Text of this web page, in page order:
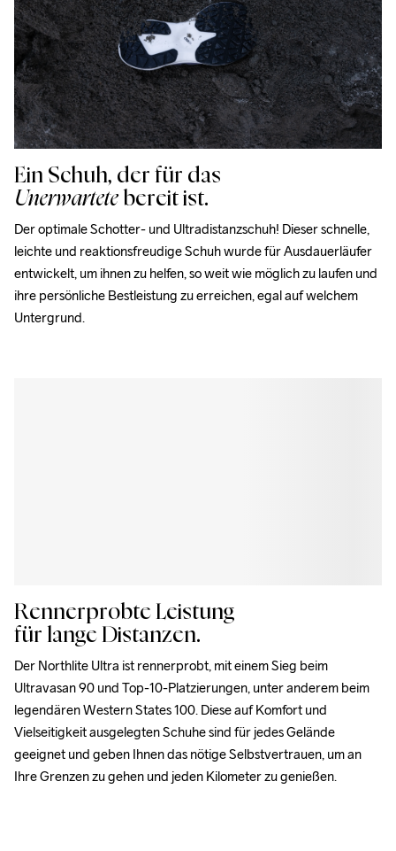
Ein Schuh, der für das
Unerwartetebereit ist.
Der optimale Schotter- und Ultradistanzschuh! Dieser schnelle,
leichte und reaktionsfreudige Schuh wurde für Ausdauerläufer
entwickelt, um ihnen zu helfen, so weit wie möglich zu laufen und
ihre persönliche Bestleistung zu erreichen, egal auf welchem
Untergrund.
Rennerprobte Leistung
für lange Distanzen.
Der Northlite Ultra ist rennerprobt, mit einem Sieg beim
Ultravasan 90 und Top-10-Platzierungen, unter anderem beim
legendären Western States 100. Diese auf Komfort und
Vielseitigkeit ausgelegten Schuhe sind für jedes Gelände
geeignet und geben Ihnen das nötige Selbstvertrauen, um an
Ihre Grenzen zu gehen und jeden Kilometer zu genießen.